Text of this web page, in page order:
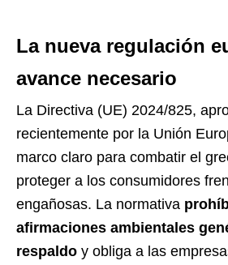
La nueva regulación
avance necesario
La Directiva (UE) 2024/825,
recientemente por la Unión
marco claro para combatir el
proteger a los consumidores
engañosas. La normativa
afirmaciones ambientales
respaldo y obliga a las